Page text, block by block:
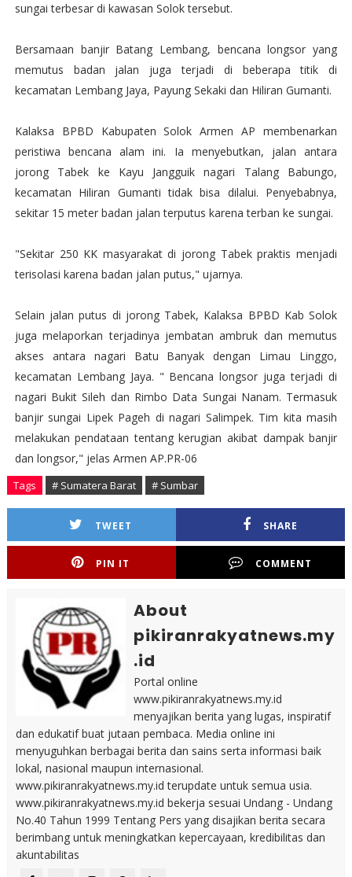
sungai terbesar di kawasan Solok tersebut.
Bersamaan banjir Batang Lembang, bencana longsor yang
memutus badan jalan juga terjadi di beberapa titik di
kecamatan Lembang Jaya, Payung Sekaki dan Hiliran Gumanti.
Kalaksa BPBD Kabupaten Solok Armen AP membenarkan
peristiwa bencana alam ini. Ia menyebutkan, jalan antara
jorong Tabek ke Kayu Jangguik nagari Talang Babungo,
kecamatan Hiliran Gumanti tidak bisa dilalui. Penyebabnya,
sekitar 15 meter badan jalan terputus karena terban ke sungai.
"Sekitar 250 KK masyarakat di jorong Tabek praktis menjadi
terisolasi karena badan jalan putus," ujarnya.
Selain jalan putus di jorong Tabek, Kalaksa BPBD Kab Solok
juga melaporkan terjadinya jembatan ambruk dan memutus
akses antara nagari Batu Banyak dengan Limau Linggo,
kecamatan Lembang Jaya. " Bencana longsor juga terjadi di
nagari Bukit Sileh dan Rimbo Data Sungai Nanam. Termasuk
banjir sungai Lipek Pageh di nagari Salimpek. Tim kita masih
melakukan pendataan tentang kerugian akibat dampak banjir
dan longsor," jelas Armen AP.PR-06
Tags # Sumatera Barat # Sumbar
TWEET SHARE
PIN IT COMMENT
About
pikiranrakyatnews.my
.id
Portal online
www.pikiranrakyatnews.my.id
menyajikan berita yang lugas, inspiratif
dan edukatif buat jutaan pembaca. Media online ini
menyuguhkan berbagai berita dan sains serta informasi baik
lokal, nasional maupun internasional.
www.pikiranrakyatnews.my.id terupdate untuk semua usia.
www.pikiranrakyatnews.my.id bekerja sesuai Undang - Undang
No.40 Tahun 1999 Tentang Pers yang disajikan berita secara
berimbang untuk meningkatkan kepercayaan, kredibilitas dan
akuntabilitas